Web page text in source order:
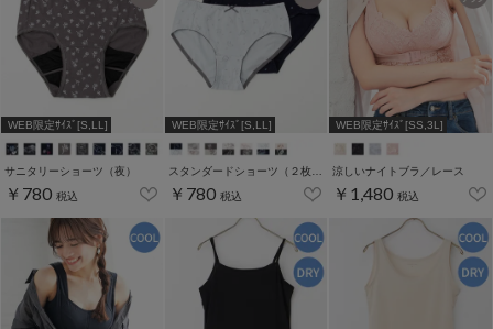
WEB限定ｻｲｽﾞ[S,LL]
サニタリーショーツ（夜）
￥780 税込
WEB限定ｻｲｽﾞ[S,LL]
￥780 税込
WEB限定ｻｲｽﾞ[SS,3L]
涼しいナイトブラ／レース
￥1,480 税込